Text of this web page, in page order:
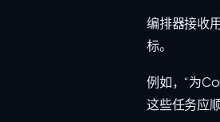
编排器接收
标。
例如，“为
这些任务应